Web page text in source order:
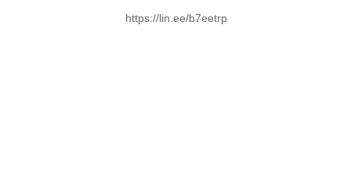
https://lin.ee/b7eetrp